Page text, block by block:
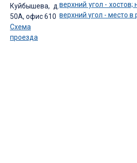
Куйбышева, д.
50А, офис 610
Схема
проезда